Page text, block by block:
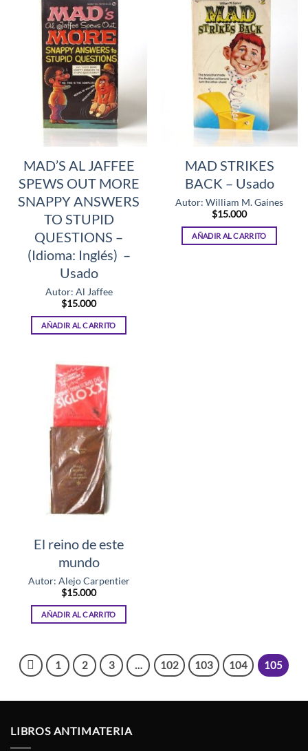
MAD’S AL JAFFEE
SPEWS OUT MORE
SNAPPY ANSWERS
TO STUPID
QUESTIONS –
(Idioma: Inglés) –
Usado
Autor: Al Jaffee
$15.000
AÑADIR AL CARRITO
MAD STRIKES
BACK – Usado
Autor: William M. Gaines
$15.000
AÑADIR AL CARRITO
El reino de este
mundo
Autor: Alejo Carpentier
$15.000
AÑADIR AL CARRITO
1 2 3 … 102 103 104 105
LIBROS ANTIMATERIA